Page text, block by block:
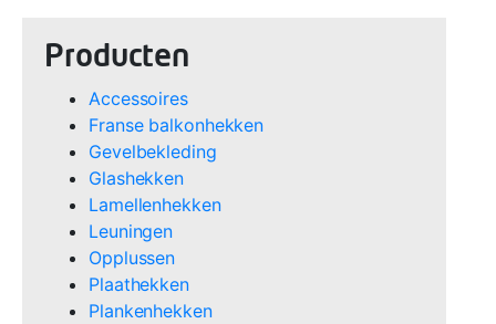
Producten
Accessoires
Franse balkonhekken
Gevelbekleding
Glashekken
Lamellenhekken
Leuningen
Opplussen
Plaathekken
Plankenhekken